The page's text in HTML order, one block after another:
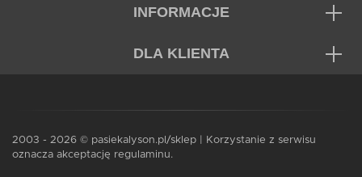
INFORMACJE
DLA KLIENTA
2003 - 2026 © pasiekalyson.pl/sklep | Korzystanie z serwisu
oznacza akceptację regulaminu.